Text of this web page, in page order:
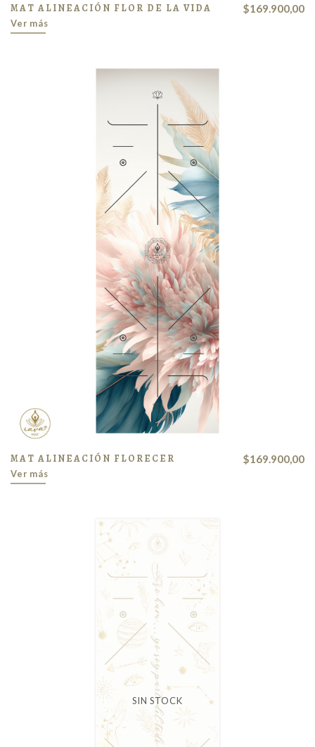
MAT ALINEACIÓN FLOR DE LA VIDA $169.900,00
Ver más
MAT ALINEACIÓN FLORECER $169.900,00
Ver más
SIN STOCK